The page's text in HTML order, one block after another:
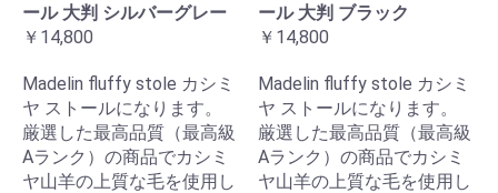
ール 大判 シルバーグレー
￥14,800
Madelin fluffy stole カシミ
ヤ ストールになります。
厳選した最高品質（最高級
Aランク）の商品でカシミ
ヤ山羊の上質な毛を使用し
ール 大判 ブラック
￥14,800
Madelin fluffy stole カシミ
ヤ ストールになります。
厳選した最高品質（最高級
Aランク）の商品でカシミ
ヤ山羊の上質な毛を使用し